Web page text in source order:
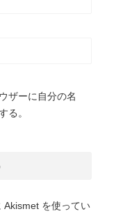
ザーに自分の名
る。
Akismet を使ってい